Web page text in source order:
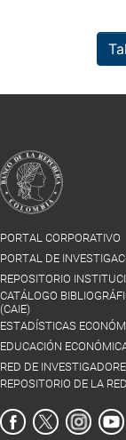
PORTAL CORPORATIVO
PORTAL DE
REPOSITORIO
CATÁLOGO
(CAIE)
ESTADÍSTICAS
EDUCACIÓN
RED DE
REPOSITORIO DE LA